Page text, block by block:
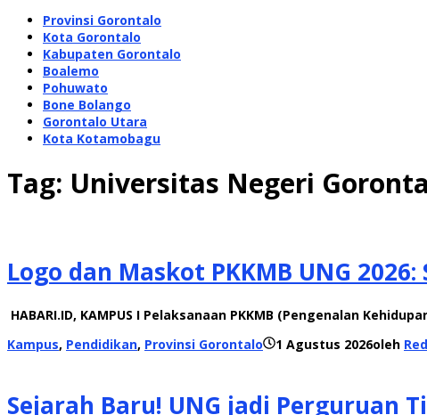
Provinsi Gorontalo
Kota Gorontalo
Kabupaten Gorontalo
Boalemo
Pohuwato
Bone Bolango
Gorontalo Utara
Kota Kotamobagu
Tag: Universitas Negeri
Logo dan Maskot PKKMB UNG
HABARI.ID, KAMPUS I Pelaksanaan PKKMB (Pengenalan
Kampus, Pendidikan, Provinsi Gorontalo 1 Agustus 2026oleh
Sejarah Baru! UNG jadi Perguruan